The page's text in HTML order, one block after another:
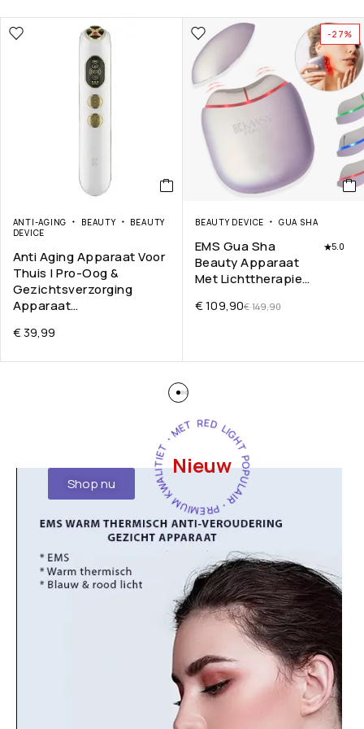
ANTI-AGING BEAUTY
BEAUTY
DEVICE
Anti Aging Apparaat Voor
Thuis | Pro-Oog &
Gezichtsverzorging
Apparaat…
€39,99
-27%
BEAUTY DEVICE GUA SHA
EMS Gua Sha
Beauty Apparaat
Met Lichttherapie…
5.0
€149,90
€109,90
Nieuw
POPULAIR・PREMIUM KWALITIET・MET RED LIGHT・
Shop nu